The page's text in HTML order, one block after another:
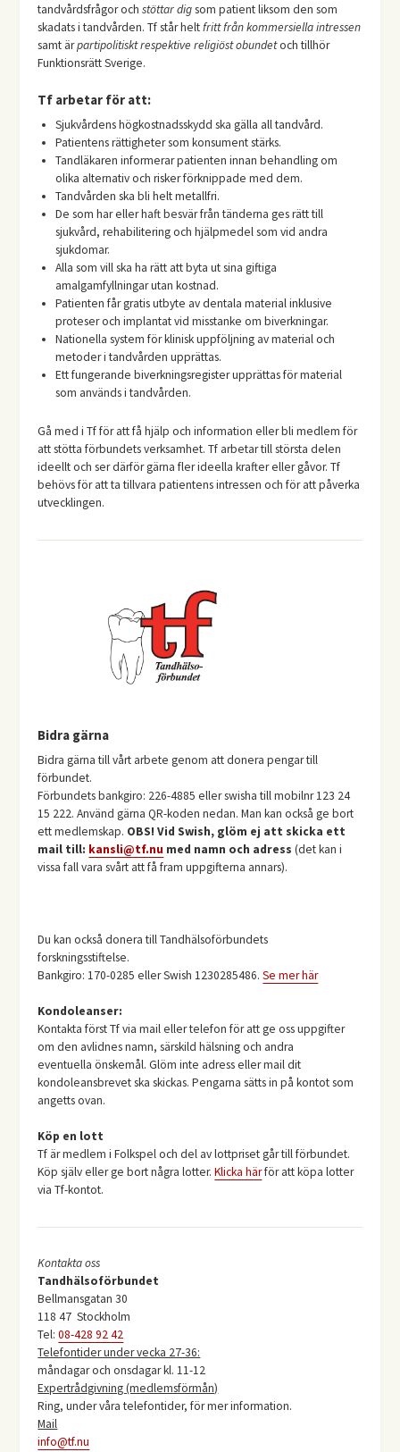
tandvårdsfrågor ochstöttar digsom patient liksom den som
skadats i tandvården. Tf står heltfritt från kommersiella intressen
samt ärpartipolitiskt respektive religiöst obundetoch tillhör
Funktionsrätt Sverige.
Tf arbetar för att:
Sjukvårdens högkostnadsskydd ska gälla all tandvård.
Patientens rättigheter som konsument stärks.
Tandläkaren informerar patienten innan behandling om
olika alternativ och risker förknippade med dem.
Tandvården ska bli helt metallfri.
De som har eller haft besvär från tänderna ges rätt till
sjukvård, rehabilitering och hjälpmedel som vid andra
sjukdomar.
Alla som vill ska ha rätt att byta ut sina giftiga
amalgamfyllningar utan kostnad.
Patienten får gratis utbyte av dentala material inklusive
proteser och implantat vid misstanke om biverkningar.
Nationella system för klinisk uppföljning av material och
metoder i tandvården upprättas.
Ett fungerande biverkningsregister upprättas för material
som används i tandvården.
Gå med i Tf för att få hjälp och information eller bli medlem för
att stötta förbundets verksamhet. Tf arbetar till största delen
ideellt och ser därför gärna fler ideella krafter eller gåvor. Tf
behövs för att ta tillvara patientens intressen och för att påverka
utvecklingen.
Bidra gärna
Bidra gärna till vårt arbete genom att donera pengar till
förbundet.
Förbundets bankgiro: 226-4885 eller swisha till mobilnr 123 24
15 222. Använd gärna QR-koden nedan. Man kan också ge bort
ett medlemskap. OBS! Vid Swish, glöm ej att skicka ett
mail till: kansli@tf.nu med namn och adress (det kan i
vissa fall vara svårt att få fram uppgifterna annars).
Du kan också donera till Tandhälsoförbundets
forskningsstiftelse.
Bankgiro: 170-0285 eller Swish 1230285486.Se mer här
Kondoleanser:
Kontakta först Tf via mail eller telefon för att ge oss uppgifter
om den avlidnes namn, särskild hälsning och andra
eventuella önskemål. Glöm inte adress eller mail dit
kondoleansbrevet ska skickas. Pengarna sätts in på kontot som
angetts ovan.
Köp en lott
Tf är medlem i Folkspel och del av lottpriset går till förbundet.
Köp själv eller ge bort några lotter.Klicka härför att köpa lotter
via Tf-kontot.
Kontakta oss
Tandhälsoförbundet
Bellmansgatan 30
118 47 Stockholm
Tel:08-428 92 42
Telefontider under vecka 27-36:
måndagar och onsdagar kl. 11-12
Expertrådgivning (medlemsförmån)
Ring, under våra telefontider, för mer information.
Mail
info@tf.nu